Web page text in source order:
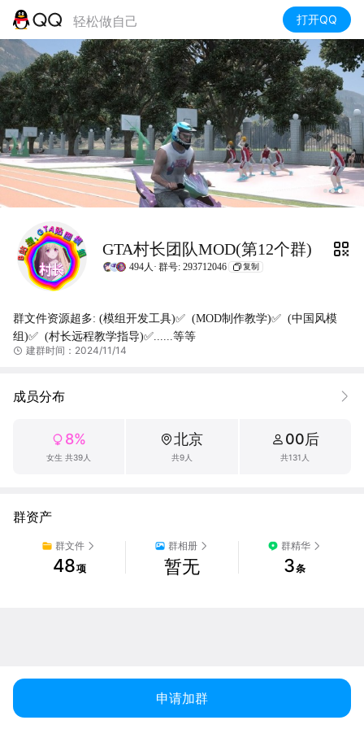
轻松做自己 打开QQ
GTA村长团队MOD(第12个群)
494人· 群号: 293712046 复制
群文件资源超多: (模组开发工具)✅  (MOD制作教学)✅  (中国风模
组)✅  (村长远程教学指导)✅......等等
建群时间：2024/11/14
成员分布
8%
女生 共39人
北京
共9人
00后
共131人
群资产
群文件
48项
群相册
暂无
群精华
3条
申请加群